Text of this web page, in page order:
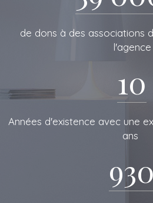
de dons à des associations
l'agence
10
Années d'existence avec une
ans
930